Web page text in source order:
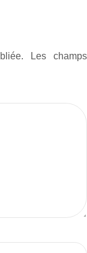
Les champs